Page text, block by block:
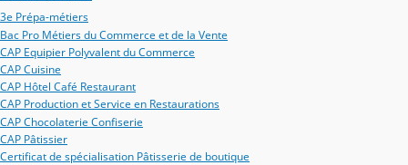
3e Prépa-métiers
Bac Pro Métiers du Commerce et de la Vente
CAP Equipier Polyvalent du Commerce
CAP Cuisine
CAP Hôtel Café Restaurant
CAP Production et Service en Restaurations
CAP Chocolaterie Confiserie
CAP Pâtissier
Certificat de spécialisation Pâtisserie de boutique